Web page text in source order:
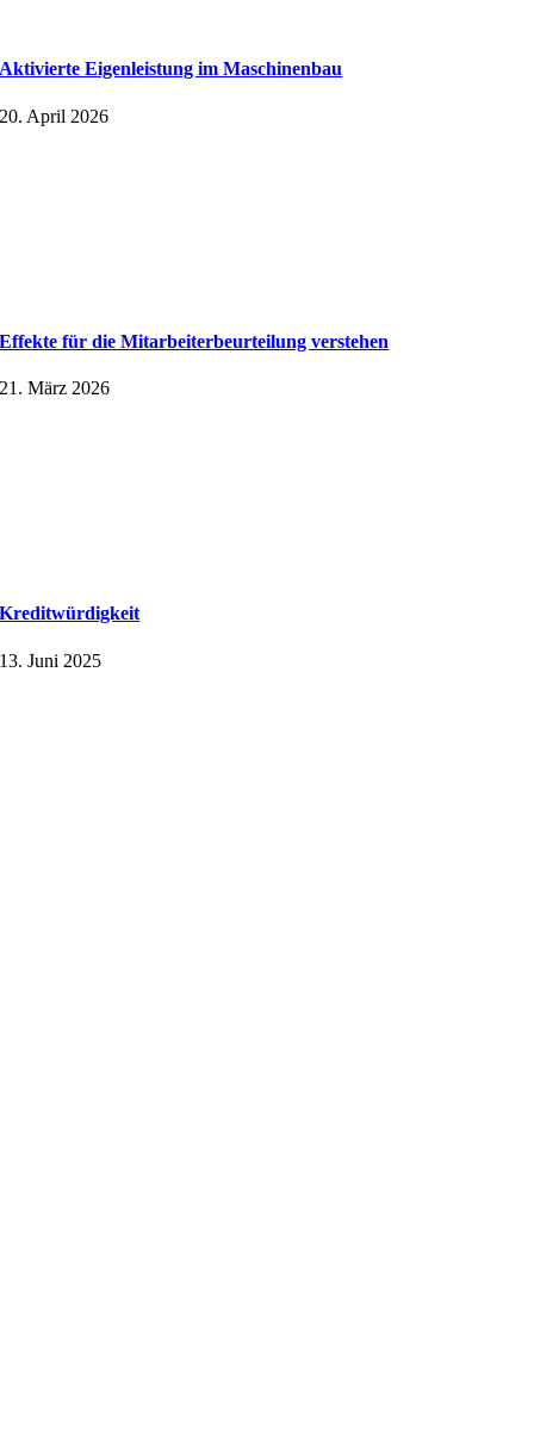
Aktivierte Eigenleistung im Maschinenbau
20. April 2026
Effekte für die Mitarbeiter­beurteilung verstehen
21. März 2026
Kreditwürdigkeit
13. Juni 2025